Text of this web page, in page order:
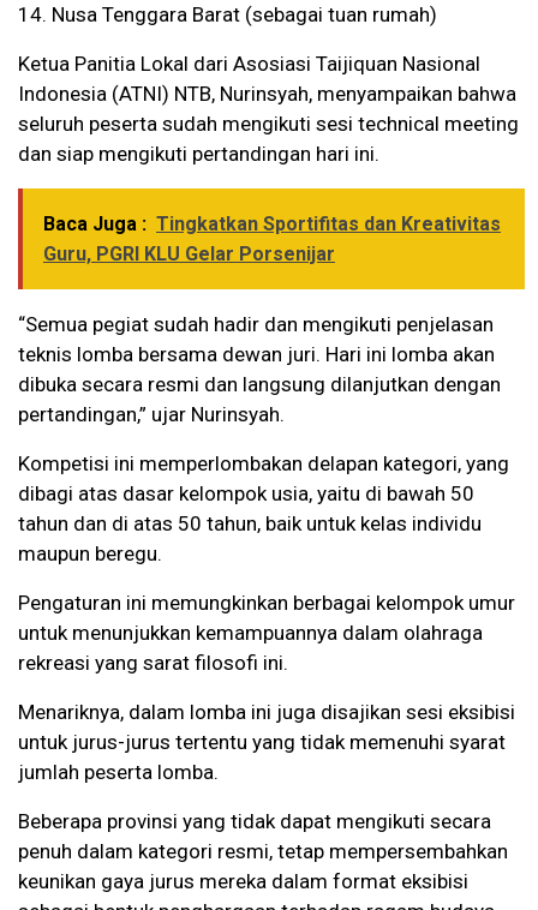
14. Nusa Tenggara Barat (sebagai tuan rumah)
Ketua Panitia Lokal dari Asosiasi Taijiquan Nasional
Indonesia (ATNI) NTB, Nurinsyah, menyampaikan bahwa
seluruh peserta sudah mengikuti sesi technical meeting
dan siap mengikuti pertandingan hari ini.
Baca Juga : Tingkatkan Sportifitas dan Kreativitas
Guru, PGRI KLU Gelar Porsenijar
“Semua pegiat sudah hadir dan mengikuti penjelasan
teknis lomba bersama dewan juri. Hari ini lomba akan
dibuka secara resmi dan langsung dilanjutkan dengan
pertandingan,” ujar Nurinsyah.
Kompetisi ini memperlombakan delapan kategori, yang
dibagi atas dasar kelompok usia, yaitu di bawah 50
tahun dan di atas 50 tahun, baik untuk kelas individu
maupun beregu.
Pengaturan ini memungkinkan berbagai kelompok umur
untuk menunjukkan kemampuannya dalam olahraga
rekreasi yang sarat filosofi ini.
Menariknya, dalam lomba ini juga disajikan sesi eksibisi
untuk jurus-jurus tertentu yang tidak memenuhi syarat
jumlah peserta lomba.
Beberapa provinsi yang tidak dapat mengikuti secara
penuh dalam kategori resmi, tetap mempersembahkan
keunikan gaya jurus mereka dalam format eksibisi